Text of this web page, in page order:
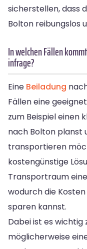
sicherstellen, dass
Bolton reibungslos
In welchen Fällen
infrage?
Eine Beiladung
Fällen eine
zum Beispiel einen
nach Bolton planst
transportieren
kostengünstige
Transportraum
wodurch die
sparen kannst.
Dabei ist es wichtig
möglicherweise